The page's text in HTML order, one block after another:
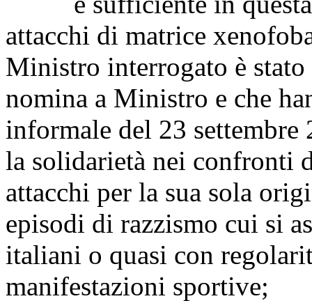
attacchi di matrice
Ministro interrogato è
nomina a Ministro e che
informale del 23 settembre
la solidarietà nei confronti
attacchi per la sua sola
episodi di razzismo cui si
italiani o quasi con
manifestazioni sportive;